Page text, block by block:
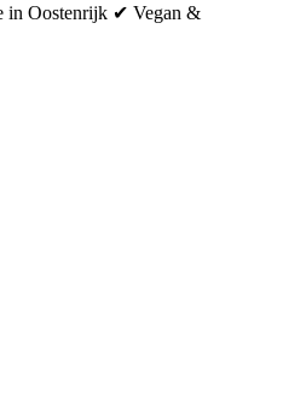
in Oostenrijk ✔ Vegan &